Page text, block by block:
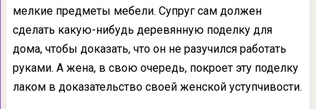
мелкие предметы мебели. Супруг сам должен
сделать какую-нибудь деревянную поделку для
дома, чтобы доказать, что он не разучился работать
руками. А жена, в свою очередь, покроет эту поделку
лаком в доказательство своей женской уступчивости.